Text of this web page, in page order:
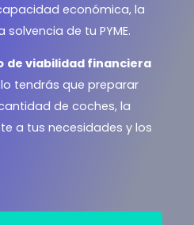
económica, la
de tu PYME.
de viabilidad financiera
tendrás que preparar
de coches, la
a tus necesidades y los